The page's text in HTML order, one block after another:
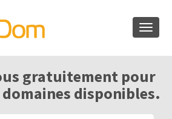
gratuitement pour
disponibles.